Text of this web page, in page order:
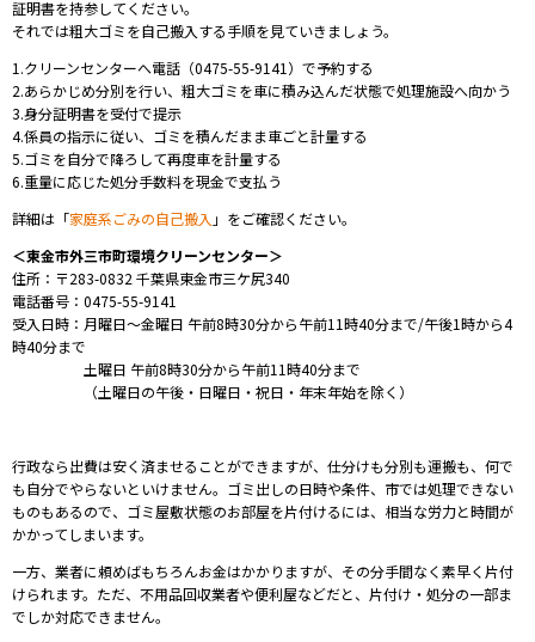
証明書を持参してください。
それでは粗大ゴミを自己搬入する手順を見ていきましょう。
1.クリーンセンターへ電話（0475-55-9141）で予約する
2.あらかじめ分別を行い、粗大ゴミを車に積み込んだ状態で処理施設へ向かう
3.身分証明書を受付で提示
4.係員の指示に従い、ゴミを積んだまま車ごと計量する
5.ゴミを自分で降ろして再度車を計量する
6.重量に応じた処分手数料を現金で支払う
詳細は「家庭系ごみの自己搬入 」をご確認ください。
＜東金市外三市町環境クリーンセンター＞
住所：〒283-0832 千葉県東金市三ケ尻340
電話番号：0475-55-9141
受入日時： 月曜日～金曜日 午前8時30分から午前11時40分まで/午後1時から4
時40分まで
土曜日 午前8時30分から午前11時40分まで
（土曜日の午後・日曜日・祝日・年末年始を除く）
⾏政なら出費は安く済ませることができますが、仕分けも分別も運搬も、何で
も⾃分でやらないといけません。ゴミ出しの⽇時や条件、市では処理できない
ものもあるので、ゴミ屋敷状態のお部屋を⽚付けるには、相当な労⼒と時間が
かかってしまいます。
⼀⽅、業者に頼めばもちろんお⾦はかかりますが、その分⼿間なく素早く⽚付
けられます。ただ、不⽤品回収業者や便利屋などだと、⽚付け・処分の⼀部ま
でしか対応できません。